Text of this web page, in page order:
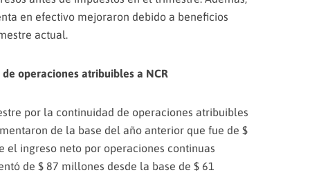
en efectivo mejoraron debido a beneficios
actual.
operaciones atribuibles a NCR
por la continuidad de operaciones atribuibles
de la base del año anterior que fue de $
el ingreso neto por operaciones continuas
de $ 87 millones desde la base de $ 61